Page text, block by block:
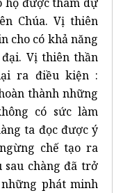
Chúa. Vị thiên
cho có khả năng
Vị thiên thần
ra điều kiện :
thành những
có sức làm
ta đọc được ý
chế tạo ra
chàng đã trở
phát minh